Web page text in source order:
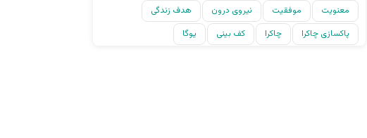
معنویت
موفقیت نیروی درون
هدف زندگی
پاکسازی چاکرا
چاکرا کف بینی یوگا